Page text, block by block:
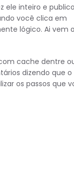
ele inteiro e
você clica em
lógico. Ai vem a
cache dentre
dizendo que o
os passos que